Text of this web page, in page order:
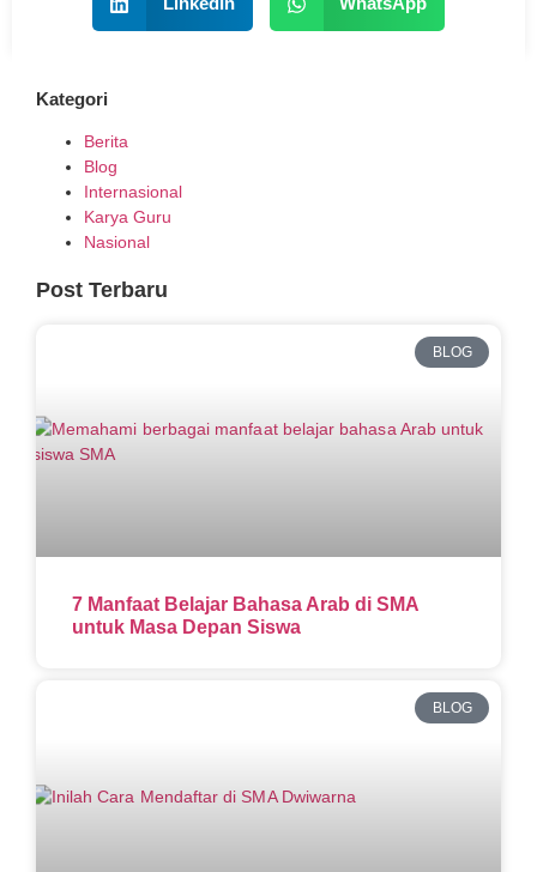
Kategori
Berita
Blog
Internasional
Karya Guru
Nasional
Post Terbaru
BLOG
7 Manfaat Belajar Bahasa Arab di SMA
untuk Masa Depan Siswa
BLOG